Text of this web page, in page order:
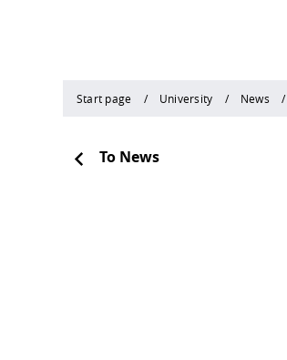
Start page University News
To News